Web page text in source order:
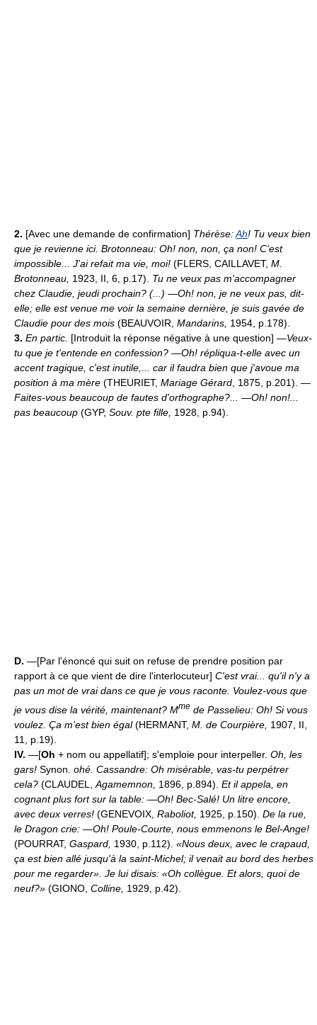
2. [Avec une demande de confirmation] Thérèse:Ah! Tu veux bien
que je revienne ici. Brotonneau: Oh! non, non, ça non! C'est
impossible... J'ai refait ma vie, moi! (FLERS, CAILLAVET, M.
Brotonneau, 1923, II, 6, p.17). Tu ne veux pas m'accompagner
chez Claudie, jeudi prochain? (...) —Oh! non, je ne veux pas, dit-
elle; elle est venue me voir la semaine dernière, je suis gavée de
Claudie pour des mois (BEAUVOIR, Mandarins, 1954, p.178).
3. En partic. [Introduit la réponse négative à une question] —Veux-
tu que je t'entende en confession? —Oh! répliqua-t-elle avec un
accent tragique, c'est inutile,... car il faudra bien que j'avoue ma
position à ma mère (THEURIET, Mariage Gérard, 1875, p.201). —
Faites-vous beaucoup de fautes d'orthographe?... —Oh! non!...
pas beaucoup (GYP, Souv. pte fille, 1928, p.94).
D. —[Par l'énoncé qui suit on refuse de prendre position par
rapport à ce que vient de dire l'interlocuteur] C'est vrai... qu'il n'y a
pas un mot de vrai dans ce que je vous raconte. Voulez-vous que
je vous dise la vérité, maintenant? Mme de Passelieu: Oh! Si vous
voulez. Ça m'est bien égal(HERMANT, M. de Courpière, 1907, II,
11, p.19).
IV. —[Oh + nom ou appellatif]; s'emploie pour interpeller. Oh, les
gars! Synon. ohé. Cassandre: Oh misérable, vas-tu perpétrer
cela? (CLAUDEL, Agamemnon, 1896, p.894). Et il appela, en
cognant plus fort sur la table: —Oh! Bec-Salé! Un litre encore,
avec deux verres! (GENEVOIX, Raboliot, 1925, p.150). De la rue,
le Dragon crie: —Oh! Poule-Courte, nous emmenons le Bel-Ange!
(POURRAT, Gaspard, 1930, p.112). «Nous deux, avec le crapaud,
ça est bien allé jusqu'à la saint-Michel; il venait au bord des herbes
pour me regarder». Je lui disais: «Oh collègue. Et alors, quoi de
neuf?» (GIONO, Colline, 1929, p.42).